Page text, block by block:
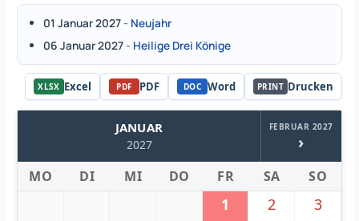
01 Januar 2027- Neujahr
06 Januar 2027- Heilige Drei Könige
XLSX Excel PDF PDF DOC Word PRINT Drucken
JANUAR
2027
FEBRUAR 2027
›
MO DI MI DO FR SA SO
1 2 3